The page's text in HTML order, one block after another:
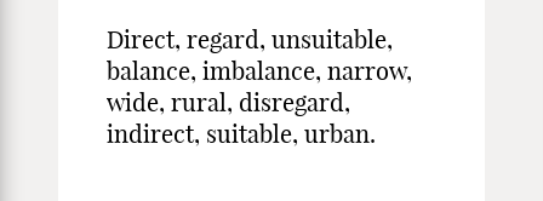
Direct, regard, unsuitable,
balance, imbalance, narrow,
wide, rural, disregard,
indirect, suitable, urban.